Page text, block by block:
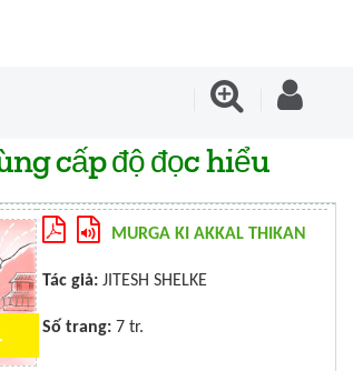
cấp độ đọc hiểu
MURGA KI AKKAL THIKAN
Tác giả: JITESH SHELKE
Số trang: 7 tr.